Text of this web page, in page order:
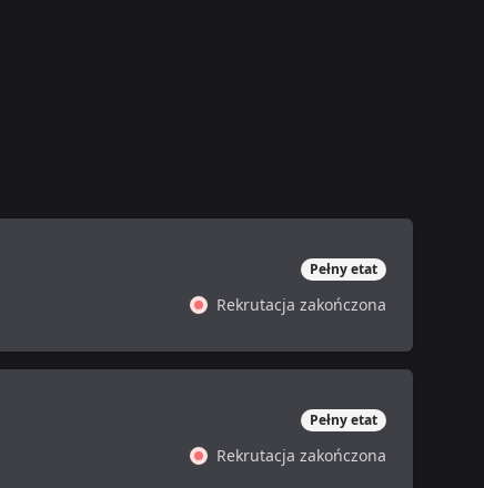
Pełny etat
Rekrutacja zakończona
Pełny etat
Rekrutacja zakończona